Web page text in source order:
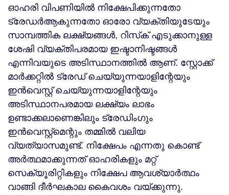
ഓഹരി വിപണിയില്‍ നിക്ഷേപിക്കുന്നതോ
ട്രേഡര്‍ആകുന്നതോ ഓരോ വ്യക്തിയുടേയും
സാമ്പത്തിക ലക്ഷ്യങ്ങള്‍, റിസ്‌ക് എടുക്കാനുള്ള
ശേഷി വ്യക്തിപരമായ ഇഷ്ടാനിഷ്ടങ്ങള്‍
എന്നിവയുടെ അടിസ്ഥാനത്തില്‍ ആണ്. സ്റ്റോക്ക്
മാര്‍ക്കറ്റില്‍ ട്രേഡ് ചെയ്യുന്നയാളിന്റേയും
ഇന്‍വെസ്റ്റ് ചെയ്യുന്നയാളിന്റേയും
അടിസ്ഥാനപരമായ ലക്ഷ്യം ലാഭം
ഉണ്ടാക്കലാണെങ്കിലും ട്രേഡിംഗും
ഇന്‍വെസ്റ്റ്മെന്റും തമ്മില്‍ വലിയ
വ്യത്യാസമുണ്ട്. നിക്ഷേപം എന്നതു കൊണ്ട്
അര്‍ത്ഥമാക്കുന്നത് ഓഹരികളും മറ്റ്
സെക്യൂരിറ്റികളും നിക്ഷേപ ആവശ്യാര്‍ത്ഥം
വാങ്ങി ദീര്‍ഘകാല കൈവശം വയ്ക്കുന്നു.